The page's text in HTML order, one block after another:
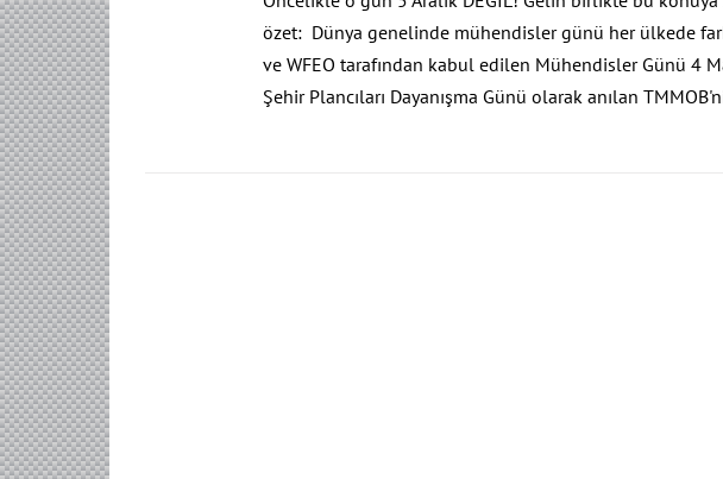
özet: Dünya genelinde mühendisler günü her ülkede
ve WFEO tarafından kabul edilen Mühendisler Günü 4
Şehir Plancıları Dayanışma Günü olarak anılan